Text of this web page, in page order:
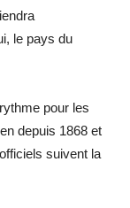
le pays du
pour les
depuis 1868 et
suivent la